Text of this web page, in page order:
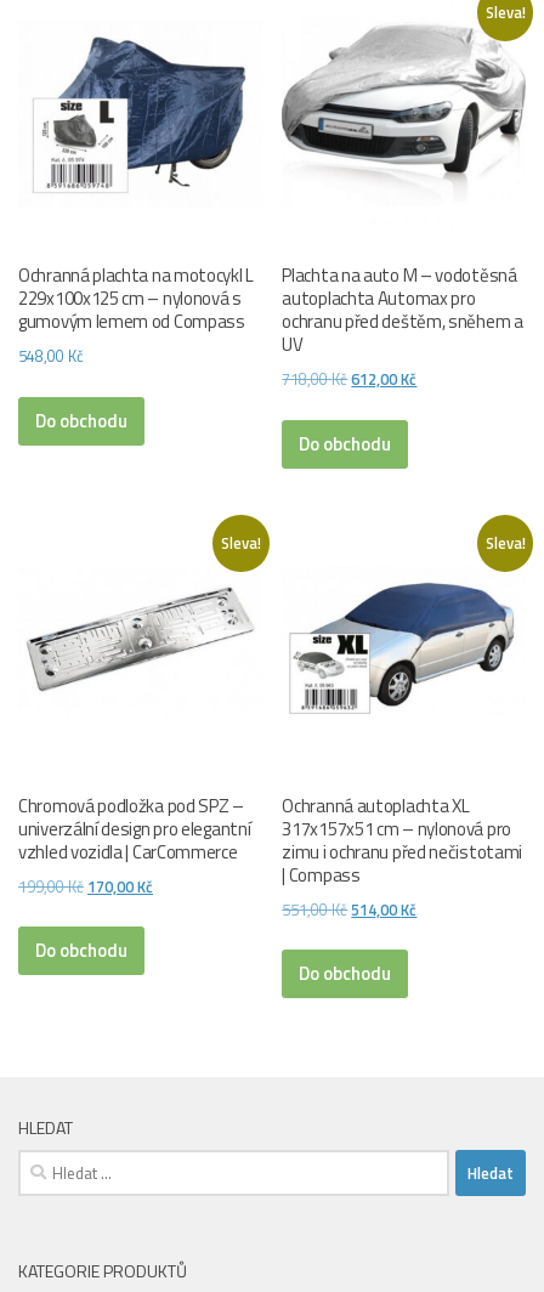
Ochranná plachta na motocykl L
229x100x125 cm – nylonová s
gumovým lemem od Compass
548,00 Kč
Do obchodu
Sleva!
Plachta na auto M – vodotěsná
autoplachta Automax pro
ochranu před deštěm, sněhem a
UV
718,00KčPůvodní
byla:
718,00 Kč.
612,00KčAktuální
Do obchodu
Sleva!
Chromová podložka pod SPZ –
univerzální design pro elegantní
vzhled vozidla | CarCommerce
199,00Kč Původní
byla:
199,00 Kč.
170,00KčAktuální
Do obchodu
Sleva!
Ochranná autoplachta XL
317x157x51 cm – nylonová pro
zimu i ochranu před nečistotami
| Compass
551,00KčPůvodní
byla:
551,00 Kč.
514,00KčAktuální
Do obchodu
HLEDAT
Vyhledávání
KATEGORIE PRODUKTŮ